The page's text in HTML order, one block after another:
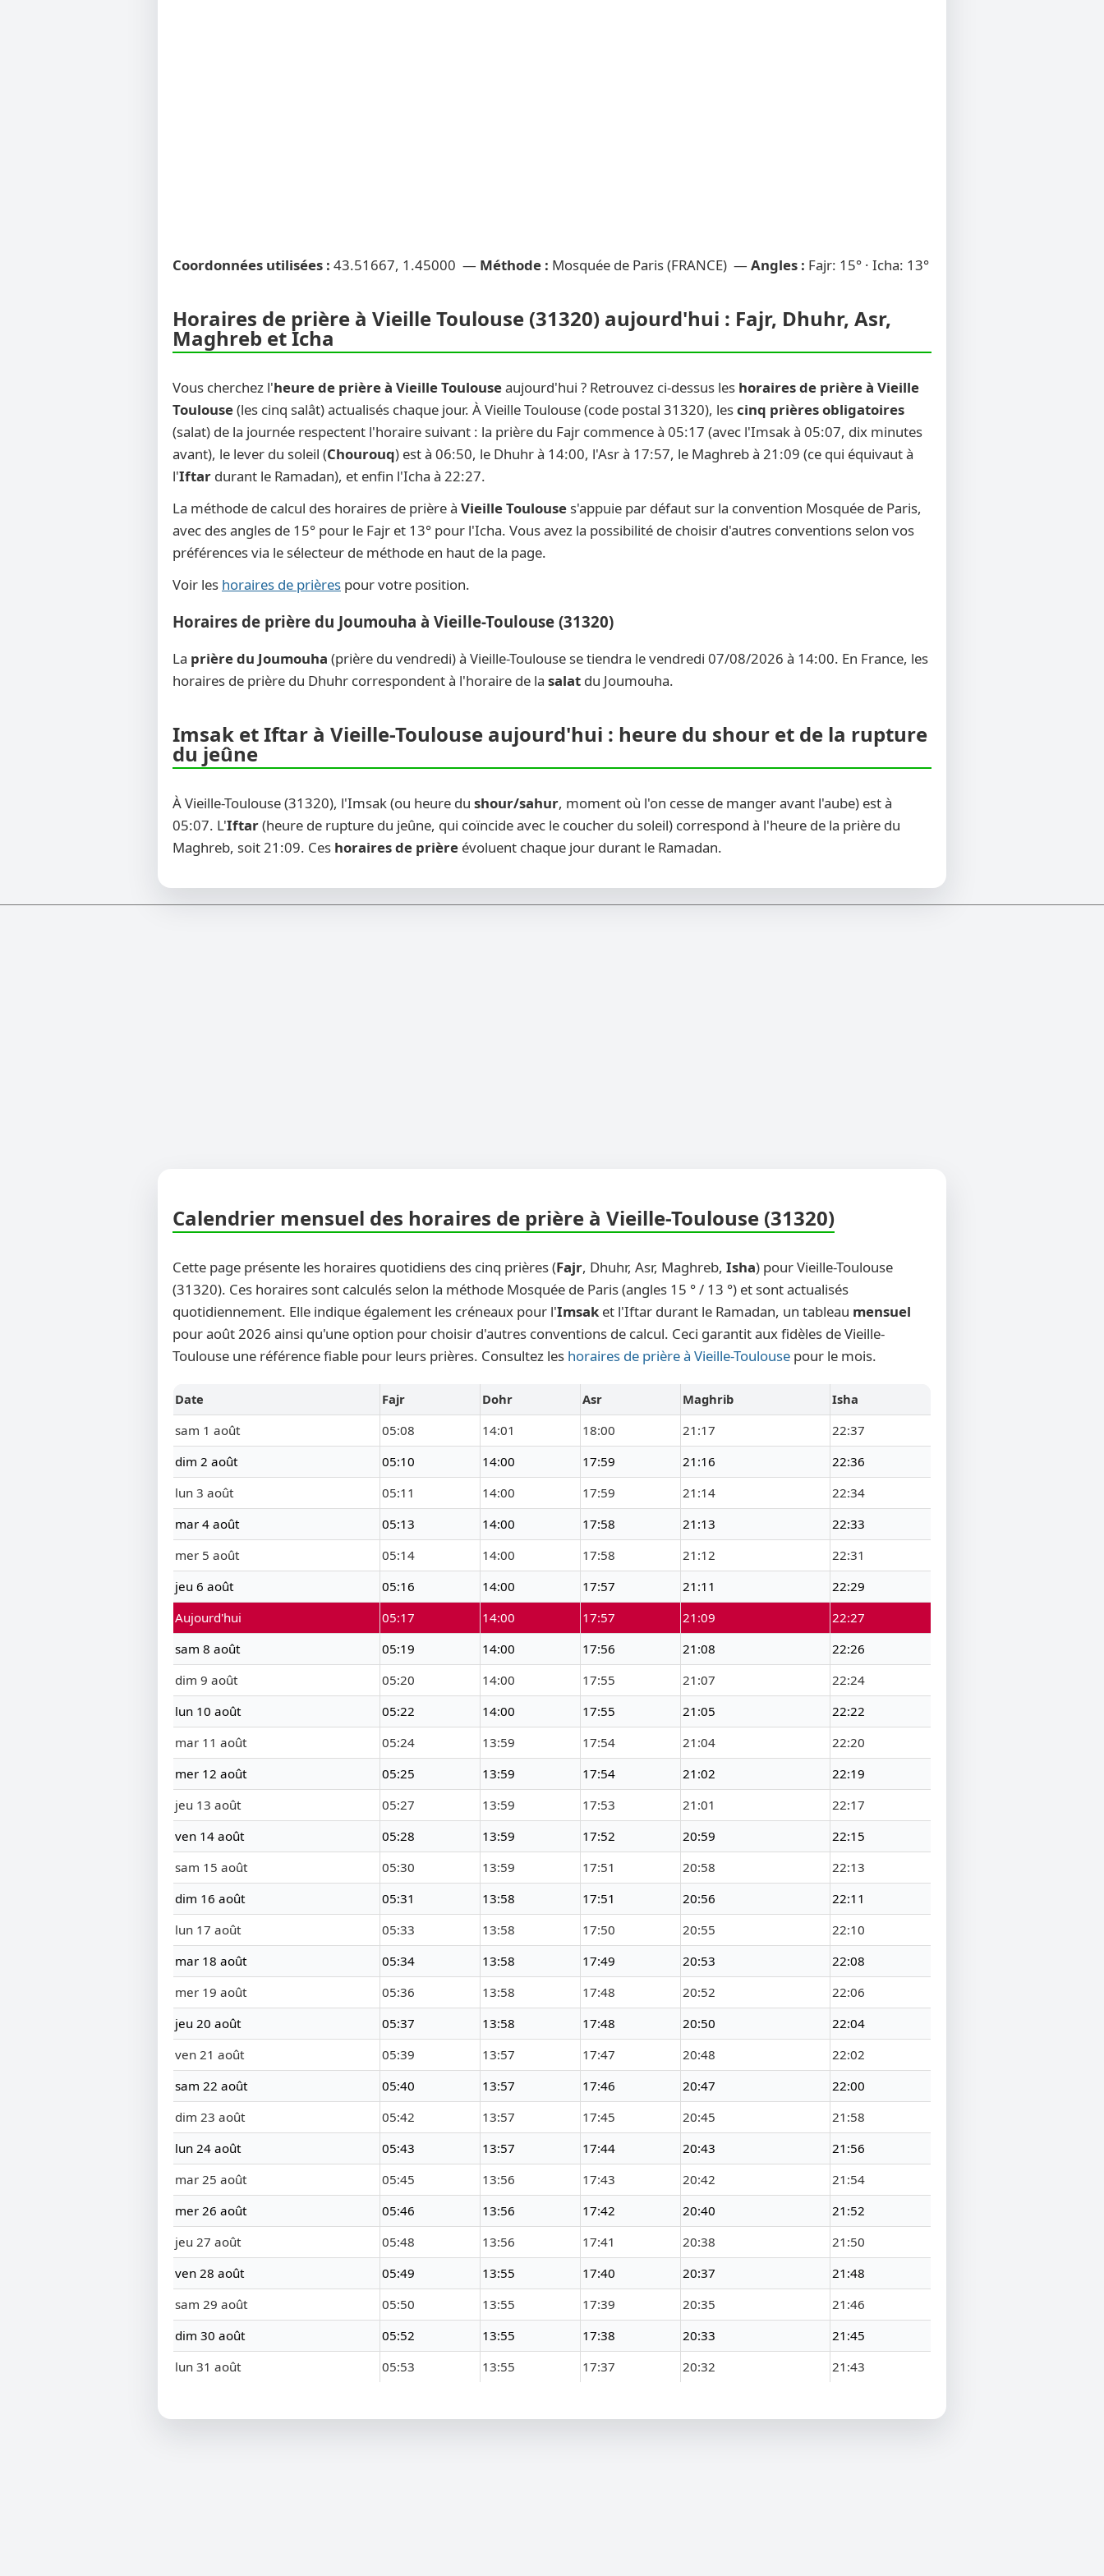
Coordonnées utilisées : 43.51667, 1.45000 — Méthode : Mosquée de Paris (FRANCE) — Angles : Fajr: 15° · Icha: 13°
Horaires de prière à Vieille Toulouse (31320) aujourd'hui : Fajr, Dhuhr, Asr,
Maghreb et Icha
Vous cherchez l'heure de prière à Vieille Toulouseaujourd'hui ? Retrouvez ci-dessus les horaires de prière à Vieille
Toulouse(les cinq salât) actualisés chaque jour. À Vieille Toulouse (code postal 31320), lescinq prières obligatoires
(salat) de la journée respectent l'horaire suivant : la prière du Fajr commence à 05:17 (avec l'Imsak à 05:07, dix minutes
avant), le lever du soleil (Chourouq) est à 06:50, le Dhuhr à 14:00, l'Asr à 17:57, le Maghreb à 21:09 (ce qui équivaut à
l'Iftar durant le Ramadan), et enfin l'Icha à 22:27.
La méthode de calcul des horaires de prière à Vieille Toulouse s'appuie par défaut sur la convention Mosquée de Paris,
avec des angles de 15° pour le Fajr et 13° pour l'Icha. Vous avez la possibilité de choisir d'autres conventions selon vos
préférences via le sélecteur de méthode en haut de la page.
Voir les horaires de prières pour votre position.
Horaires de prière du Joumouha à Vieille-Toulouse (31320)
La prière du Joumouha (prière du vendredi) à Vieille-Toulouse se tiendra le vendredi 07/08/2026 à 14:00. En France, les
horaires de prière du Dhuhr correspondent à l'horaire de la salat du Joumouha.
Imsak et Iftar à Vieille-Toulouse aujourd'hui : heure du shour et de la rupture
du jeûne
À Vieille-Toulouse (31320), l'Imsak (ou heure du shour/sahur, moment où l'on cesse de manger avant l'aube) est à
05:07. L'Iftar(heure de rupture du jeûne, qui coïncide avec le coucher du soleil) correspond à l'heure de la prière du
Maghreb, soit 21:09. Ces horaires de prière évoluent chaque jour durant le Ramadan.
Calendrier mensuel des horaires de prière à Vieille-Toulouse (31320)
Cette page présente les horaires quotidiens des cinq prières (Fajr, Dhuhr, Asr, Maghreb, Isha) pour Vieille-Toulouse
(31320). Ces horaires sont calculés selon la méthode Mosquée de Paris (angles 15 ° / 13 °) et sont actualisés
quotidiennement. Elle indique également les créneaux pour l'Imsak et l'Iftar durant le Ramadan, un tableau mensuel
pour août 2026 ainsi qu'une option pour choisir d'autres conventions de calcul. Ceci garantit aux fidèles de Vieille-
Toulouse une référence fiable pour leurs prières. Consultez les horaires de prière à Vieille-Toulouse pour le mois.
Date Fajr Dohr Asr Maghrib
Isha
sam 1 août
05:08 14:01 18:00 21:17
22:37
dim 2 août
05:10 14:00 17:59 21:16
22:36
lun 3 août
05:11 14:00 17:59 21:14
22:34
mar 4 août
05:13 14:00 17:58 21:13
22:33
mer 5 août
05:14 14:00 17:58 21:12
22:31
jeu 6 août
05:16 14:00 17:57 21:11
22:29
Aujourd'hui
05:17 14:00 17:57 21:09
22:27
sam 8 août
05:19 14:00 17:56 21:08
22:26
dim 9 août
05:20 14:00 17:55 21:07
22:24
lun 10 août
05:22 14:00 17:55 21:05
22:22
mar 11 août
05:24 13:59 17:54 21:04
22:20
mer 12 août
05:25 13:59 17:54 21:02
22:19
jeu 13 août
05:27 13:59 17:53 21:01
22:17
ven 14 août
05:28 13:59 17:52 20:59
22:15
sam 15 août
05:30 13:59 17:51 20:58
22:13
dim 16 août
05:31 13:58 17:51 20:56
22:11
lun 17 août
05:33 13:58 17:50 20:55
22:10
mar 18 août
05:34 13:58 17:49 20:53
22:08
mer 19 août
05:36 13:58 17:48 20:52
22:06
jeu 20 août
05:37 13:58 17:48 20:50
22:04
ven 21 août
05:39 13:57 17:47 20:48
22:02
sam 22 août
05:40 13:57 17:46 20:47
22:00
dim 23 août
05:42 13:57 17:45 20:45
21:58
lun 24 août
05:43 13:57 17:44 20:43
21:56
mar 25 août
05:45 13:56 17:43 20:42
21:54
mer 26 août
05:46 13:56 17:42 20:40
21:52
jeu 27 août
05:48 13:56 17:41 20:38
21:50
ven 28 août
05:49 13:55 17:40 20:37
21:48
sam 29 août
05:50 13:55 17:39 20:35
21:46
dim 30 août
05:52 13:55 17:38 20:33
21:45
lun 31 août
05:53 13:55 17:37 20:32 21:43